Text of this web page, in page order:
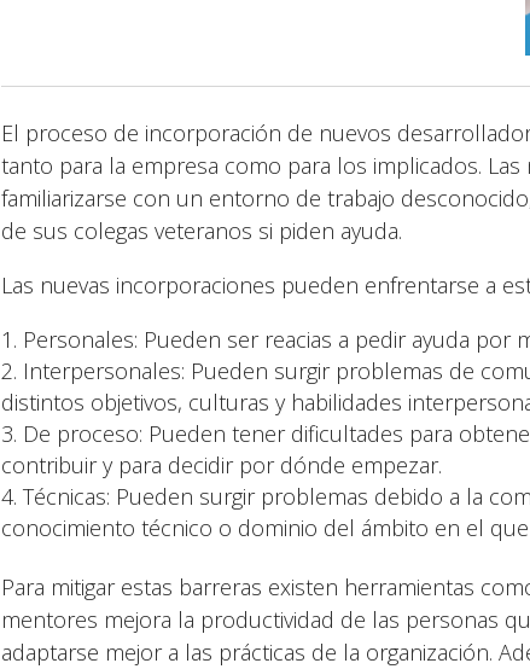
El proceso de incorporación de nuevos
tanto para la empresa como para los implicados.
familiarizarse con un entorno de trabajo
de sus colegas veteranos si piden ayuda.
Las nuevas incorporaciones pueden enfrentarse a
Personales: Pueden ser reacias a pedir ayuda
Interpersonales: Pueden surgir problemas de
distintos objetivos, culturas y habilidades
De proceso: Pueden tener dificultades para
contribuir y para decidir por dónde empezar.
Técnicas: Pueden surgir problemas debido a la
conocimiento técnico o dominio del ámbito en el
Para mitigar estas barreras existen herramientas
mentores mejora la productividad de las personas
adaptarse mejor a las prácticas de la organización.